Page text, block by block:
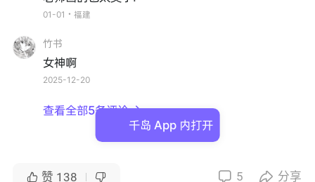
01-01・福建
竹书
女神啊
2025-12-20
查看全部5条评论 
 赞 138   5  分享
千岛 App 内打开